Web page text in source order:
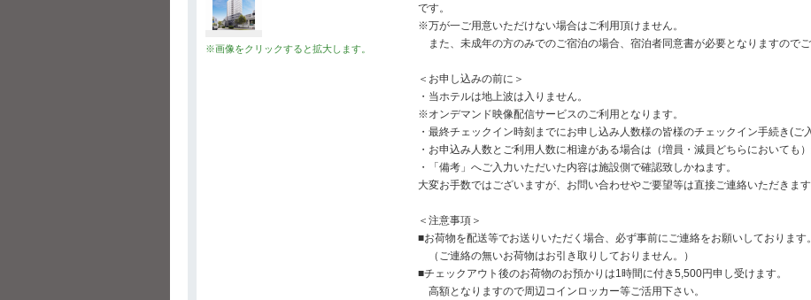
※画像をクリックすると拡大します。
です。
※万が一ご用意いただけない場合はご利用頂けません。
また、未成年の方のみでのご宿泊の場合、宿泊者同意書が必要となりますのでご
＜お申し込みの前に＞
・当ホテルは地上波は入りません。
※オンデマンド映像配信サービスのご利用となります。
・最終チェックイン時刻までにお申し込み人数様の皆様のチェックイン手続き(ご
・お申込み人数とご利用人数に相違がある場合は（増員・減員どちらにおいても
・「備考」へご入力いただいた内容は施設側で確認致しかねます。
大変お手数ではございますが、お問い合わせやご要望等は直接ご連絡いただきま
＜注意事項＞
■お荷物を配送等でお送りいただく場合、必ず事前にご連絡をお願いしております。
（ご連絡の無いお荷物はお引き取りしておりません。）
■チェックアウト後のお荷物のお預かりは1時間に付き5,500円申し受けます。
高額となりますので周辺コインロッカー等ご活用下さい。